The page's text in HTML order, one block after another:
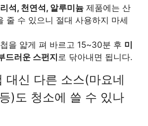
석, 천연석, 알루미늄 제품에는 산
줄 수 있으니 절대 사용하지 마세
을 얇게 펴 바르고 15~30분 후 미
드러운 스펀지 로 닦아내면 됩니다.
대신 다른 소스(마요네
)도 청소에 쓸 수 있나